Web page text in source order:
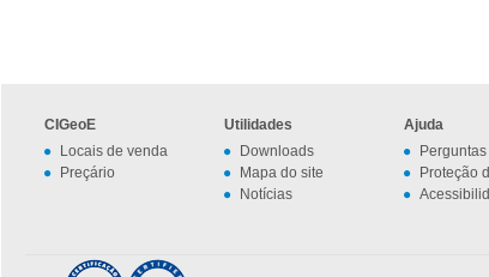
CIGeoE
Locais de venda
Preçário
Utilidades
Downloads
Mapa do site
Notícias
Ajuda
Proteção